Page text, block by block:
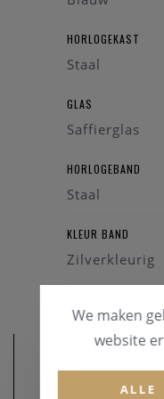
HORLOGEKAST
Staal
GLAS
Saffierglas
HORLOGEBAND
Staal
KLEUR BAND
Zilverkleurig
We maken
website
ALLE